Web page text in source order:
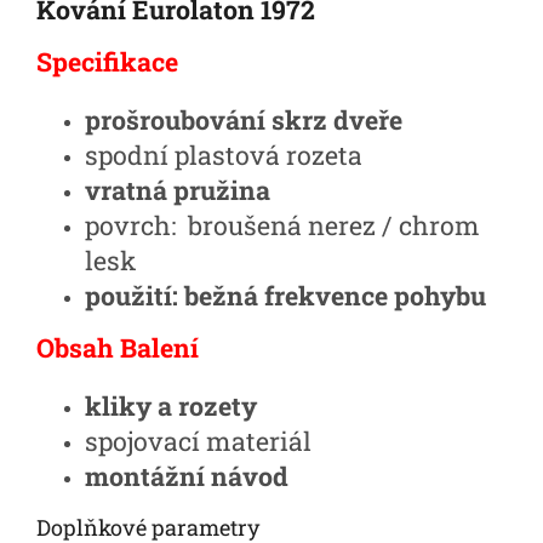
Kování Eurolaton 1972
Specifikace
prošroubování skrz dveře
spodní plastová rozeta
vratná pružina
povrch: broušená nerez / chrom
lesk
použití: bežná frekvence pohybu
Obsah Balení
kliky a rozety
spojovací materiál
montážní návod
Doplňkové parametry